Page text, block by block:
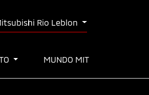
Rio Leblon
MUNDO MIT